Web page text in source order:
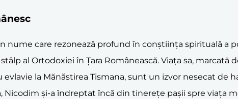
nume care rezonează profund în conștiința spirituală a
al Ortodoxiei în Țara Românească. Viața sa, marcată
la Mănăstirea Tismana, sunt un izvor nesecat de
Nicodim și-a îndreptat încă din tinerețe pașii spre viața